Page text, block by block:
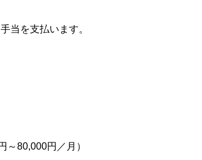
当を支払います。
80,000円／月）